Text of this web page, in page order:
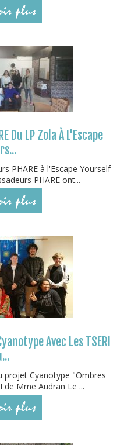
plus
Du LP Zola À L'Escape
PHARE à l'Escape Yourself
PHARE ont...
plus
Avec Les TSERI
projet Cyanotype "Ombres
de Mme Audran Le ...
plus